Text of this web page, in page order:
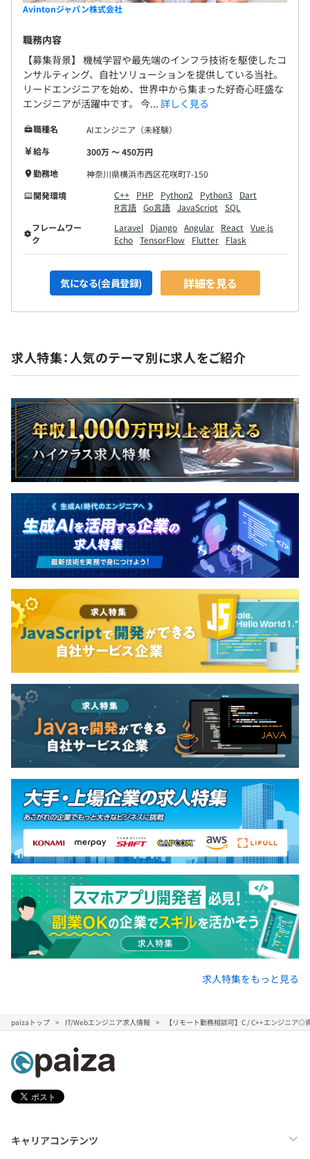
Avintonジャパン株式会社
職務内容
【募集背景】 機械学習や最先端のインフラ技術を駆使したコ
ンサルティング、自社ソリューションを提供している当社。
リードエンジニアを始め、世界中から集まった好奇心旺盛な
エンジニアが活躍中です。 今... 詳しく見る
職種名
AIエンジニア（未経験）
給与
300万 〜 450万円
勤務地
神奈川県横浜市西区花咲町7-150
開発環境
C++ PHP Python2 Python3
Dart
R言語 Go言語 JavaScript
SQL
フレームワー
ク
Laravel Django Angular React
Vue.js
Echo TensorFlow Flutter Flask
気になる(会員登録) 詳細を見る
求人特集：人気のテーマ別に求人をご紹介
求人特集をもっと見る
paizaトップ IT/Webエンジニア求人情報 【リモート勤務相談可】C / C++エンジニア
キャリアコンテンツ